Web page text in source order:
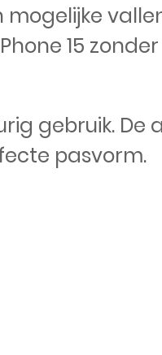
15
gebruik. De
pasvorm.